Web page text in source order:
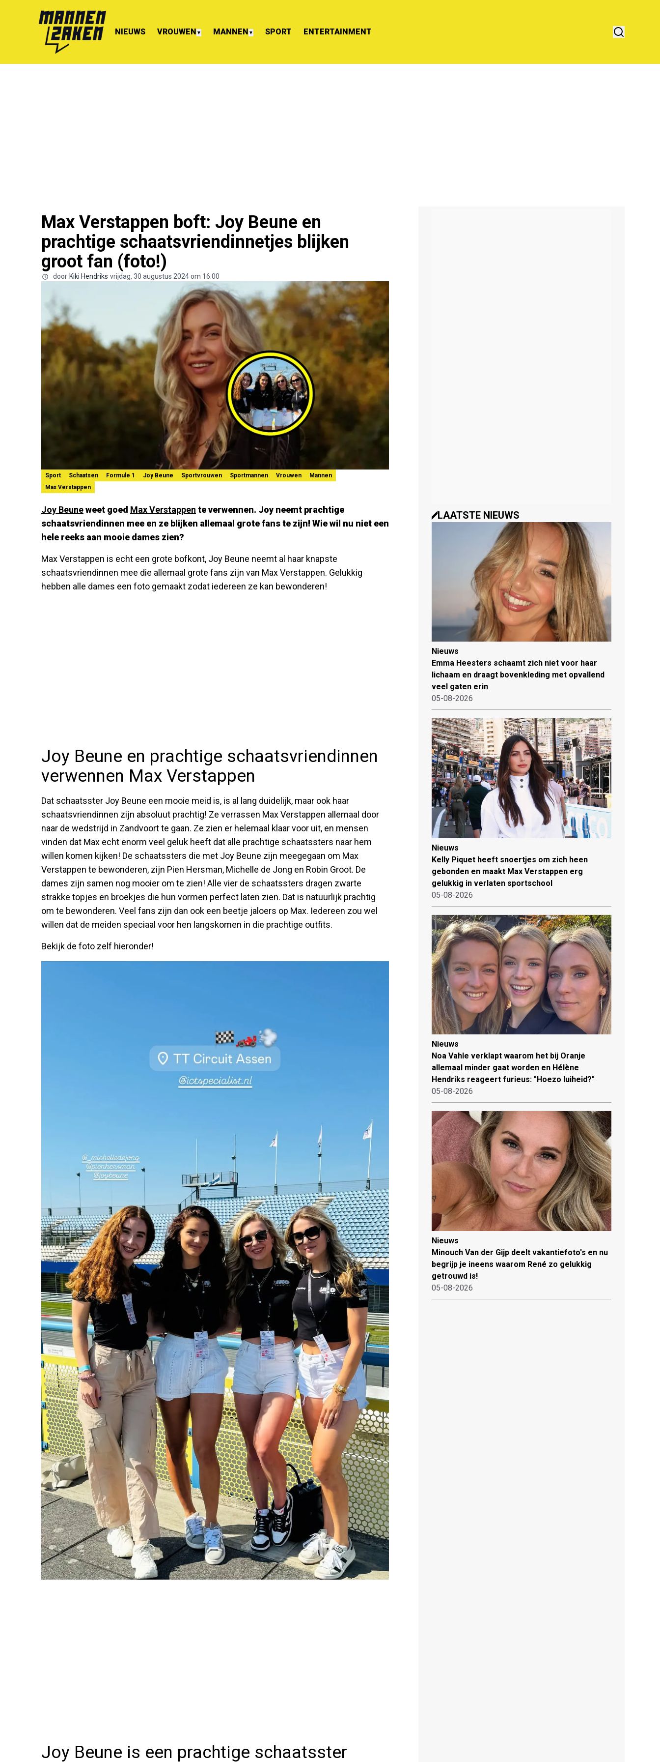
NIEUWS VROUWEN ▼ MANNEN ▼ SPORT ENTERTAINMENT
Max Verstappen boft: Joy Beune en
prachtige schaatsvriendinnetjes blijken
groot fan (foto!)
door Kiki Hendriks vrijdag, 30 augustus 2024 om 16:00
Sport Schaatsen Formule 1 Joy Beune Sportvrouwen Sportmannen Vrouwen
Mannen
Max Verstappen
Joy Beuneweet goed Max Verstappen te verwennen. Joy neemt prachtige
schaatsvriendinnen mee en ze blijken allemaal grote fans te zijn! Wie wil nu niet een
hele reeks aan mooie dames zien?
Max Verstappen is echt een grote bofkont, Joy Beune neemt al haar knapste
schaatsvriendinnen mee die allemaal grote fans zijn van Max Verstappen. Gelukkig
hebben alle dames een foto gemaakt zodat iedereen ze kan bewonderen!
Joy Beune en prachtige schaatsvriendinnen
verwennen Max Verstappen
Dat schaatsster Joy Beune een mooie meid is, is al lang duidelijk, maar ook haar
schaatsvriendinnen zijn absoluut prachtig! Ze verrassen Max Verstappen allemaal door
naar de wedstrijd in Zandvoort te gaan. Ze zien er helemaal klaar voor uit, en mensen
vinden dat Max echt enorm veel geluk heeft dat alle prachtige schaatssters naar hem
willen komen kijken! De schaatssters die met Joy Beune zijn meegegaan om Max
Verstappen te bewonderen, zijn Pien Hersman, Michelle de Jong en Robin Groot. De
dames zijn samen nog mooier om te zien! Alle vier de schaatssters dragen zwarte
strakke topjes en broekjes die hun vormen perfect laten zien. Dat is natuurlijk prachtig
om te bewonderen. Veel fans zijn dan ook een beetje jaloers op Max. Iedereen zou wel
willen dat de meiden speciaal voor hen langskomen in die prachtige outfits.
Bekijk de foto zelf hieronder!
Joy Beune is een prachtige schaatsster
LAATSTE NIEUWS
Nieuws
Emma Heesters schaamt zich niet voor haar
lichaam en draagt bovenkleding met opvallend
veel gaten erin
05-08-2026
Nieuws
Kelly Piquet heeft snoertjes om zich heen
gebonden en maakt Max Verstappen erg
gelukkig in verlaten sportschool
05-08-2026
Nieuws
Noa Vahle verklapt waarom het bij Oranje
allemaal minder gaat worden en Hélène
Hendriks reageert furieus: "Hoezo luiheid?"
05-08-2026
Nieuws
Minouch Van der Gijp deelt vakantiefoto's en nu
begrijp je ineens waarom René zo gelukkig
getrouwd is!
05-08-2026